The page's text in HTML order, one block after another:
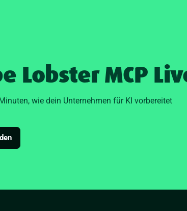
Lobster MCP
wie dein Unternehmen für KI vorbereitet